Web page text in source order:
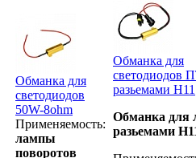
Обманка для
светодиодов
50W-8ohm
Применяемость:
лампы
поворотов
Обманка для
светодиодов
разьемами H11
Обманка для
разьемами